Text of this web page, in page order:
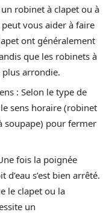
robinet à clapet ou à
vous aider à faire
ont généralement
que les robinets à
arrondie.
: Selon le type de
sens horaire (robinet
soupape) pour fermer
fois la poignée
s’est bien arrêté.
le clapet ou la
un